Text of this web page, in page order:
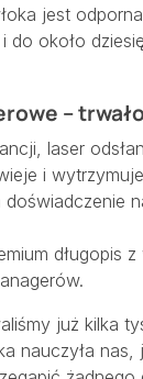
jest
do około
–
laser
i
długopis
już kilka
nauczyła